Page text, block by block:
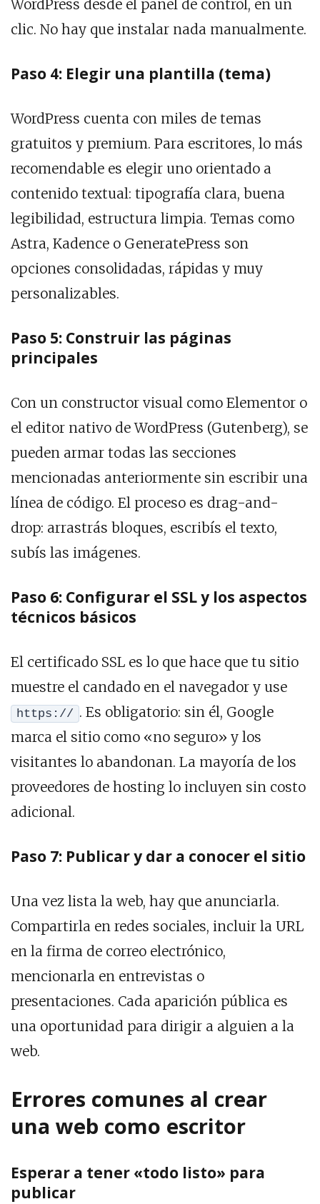
WordPress desde el panel de control, en un
clic. No hay que instalar nada manualmente.
Paso 4: Elegir una plantilla (tema)
WordPress cuenta con miles de temas
gratuitos y premium. Para escritores, lo más
recomendable es elegir uno orientado a
contenido textual: tipografía clara, buena
legibilidad, estructura limpia. Temas como
Astra, Kadence o GeneratePress son
opciones consolidadas, rápidas y muy
personalizables.
Paso 5: Construir las páginas
principales
Con un constructor visual como Elementor o
el editor nativo de WordPress (Gutenberg), se
pueden armar todas las secciones
mencionadas anteriormente sin escribir una
línea de código. El proceso es drag-and-
drop: arrastrás bloques, escribís el texto,
subís las imágenes.
Paso 6: Configurar el SSL y los aspectos
técnicos básicos
El certificado SSL es lo que hace que tu sitio
muestre el candado en el navegador y use
https:// . Es obligatorio: sin él, Google
marca el sitio como «no seguro» y los
visitantes lo abandonan. La mayoría de los
proveedores de hosting lo incluyen sin costo
adicional.
Paso 7: Publicar y dar a conocer el sitio
Una vez lista la web, hay que anunciarla.
Compartirla en redes sociales, incluir la URL
en la firma de correo electrónico,
mencionarla en entrevistas o
presentaciones. Cada aparición pública es
una oportunidad para dirigir a alguien a la
web.
Errores comunes al crear
una web como escritor
Esperar a tener «todo listo» para
publicar